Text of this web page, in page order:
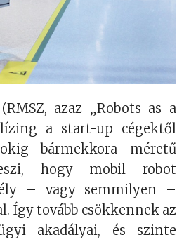
azaz „Robots as a
lízing a start-up cégektől
bármekkora méretű
hogy mobil robot
– vagy semmilyen –
Így tovább csökkennek az
akadályai, és szinte